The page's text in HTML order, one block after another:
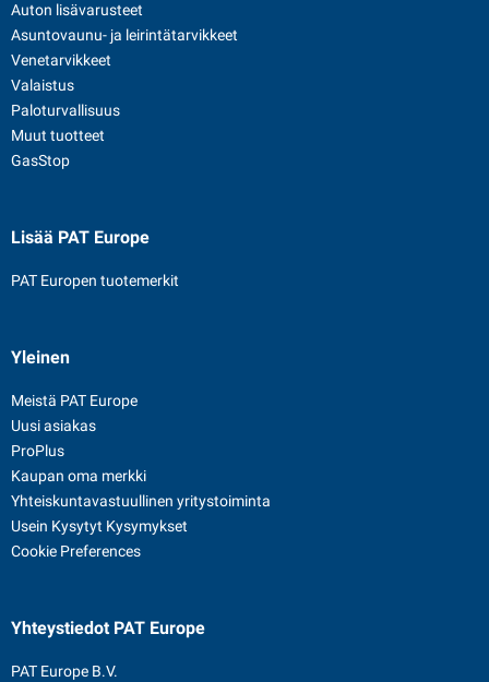
Auton lisävarusteet
Asuntovaunu- ja leirintätarvikkeet
Venetarvikkeet
Valaistus
Paloturvallisuus
Muut tuotteet
GasStop
Lisää PAT Europe
PAT Europen tuotemerkit
Yleinen
Meistä PAT Europe
Uusi asiakas
ProPlus
Kaupan oma merkki
Yhteiskuntavastuullinen yritystoiminta
Usein Kysytyt Kysymykset
Cookie Preferences
YhteystiedotPAT Europe
PAT Europe B.V.